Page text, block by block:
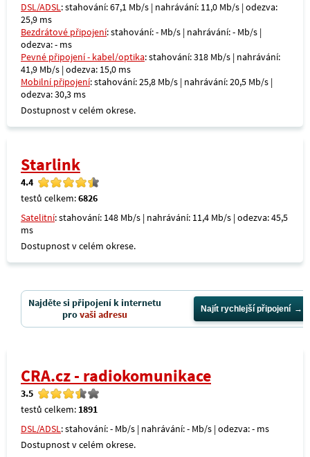
DSL/ADSL: stahování: 67,1 Mb/s | nahrávání: 11,0 Mb/s | odezva:
25,9 ms
Bezdrátové připojení: stahování: - Mb/s | nahrávání: - Mb/s |
odezva: - ms
Pevné připojení - kabel/optika: stahování: 318 Mb/s | nahrávání:
41,9 Mb/s | odezva: 15,0 ms
Mobilní připojení: stahování: 25,8 Mb/s | nahrávání: 20,5 Mb/s |
odezva: 30,3 ms
Dostupnost v celém okrese.
Starlink
4.4
testů celkem:6826
Satelitní: stahování: 148 Mb/s | nahrávání: 11,4 Mb/s | odezva: 45,5
ms
Dostupnost v celém okrese.
Najděte si připojení k internetu
provaši adresu Najít rychlejší připojení
CRA.cz - radiokomunikace
3.5
testů celkem: 1891
DSL/ADSL: stahování: - Mb/s | nahrávání: - Mb/s | odezva: - ms
Dostupnost v celém okrese.